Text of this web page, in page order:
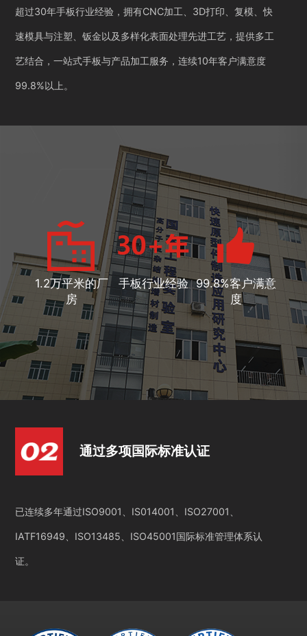
超过30年手板行业经验，拥有CNC加工、3D打印、复模、快
速模具与注塑、钣金以及多样化表面处理先进工艺，提供多工
艺结合，一站式手板与产品加工服务，连续10年客户满意度
99.8%以上。
1.2万平米的厂
房
手板行业经验 99.8%客户满意
度
通过多项国际标准认证
已连续多年通过ISO9001、IS014001、ISO27001、
IATF16949、ISO13485、ISO45001国际标准管理体系认
证。